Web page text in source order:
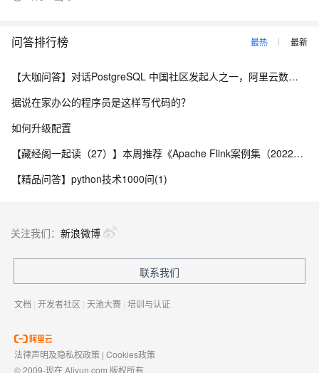
问答排行榜 最热 最新
【大咖问答】对话PostgreSQL 中国社区发起人之一，阿里云数据库高级专家 德哥
据说在家办公的程序员是这样写代码的？
如何升级配置
【藏经阁一起读（27）】本周推荐《Apache Flink案例集（2022版）》，你有哪些心得？
【精品问答】python技术1000问(1)
关注我们： 新浪微博
联系我们
文档 | 开发者社区 | 天池大赛 | 培训与认证
法律声明及隐私权政策 | Cookies政策
© 2009-现在 Aliyun.com 版权所有